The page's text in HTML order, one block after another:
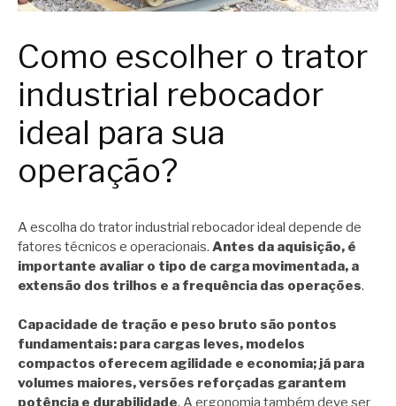
Como escolher o trator
industrial rebocador
ideal para sua
operação?
A escolha do trator industrial rebocador ideal depende de
fatores técnicos e operacionais. Antes da aquisição, é
importante avaliar o tipo de carga movimentada, a
extensão dos trilhos e a frequência das operações.
Capacidade de tração e peso bruto são pontos
fundamentais: para cargas leves, modelos
compactos oferecem agilidade e economia; já para
volumes maiores, versões reforçadas garantem
potência e durabilidade. A ergonomia também deve ser